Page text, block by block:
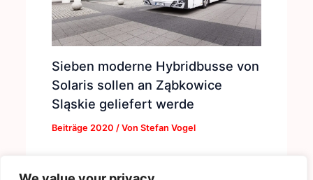
Sieben moderne Hybridbusse von
Solaris sollen an Ząbkowice
Sląskie geliefert werde
Beiträge 2020 / Von Stefan Vogel